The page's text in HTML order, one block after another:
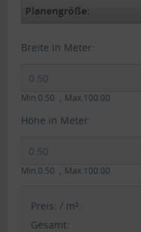
Planengröße:
Breite in Meter:
Min.0.50 Max.100.00
Höhe in Meter:
Min.0.50 Max.100.00
Preis: / m²:
Gesamt: